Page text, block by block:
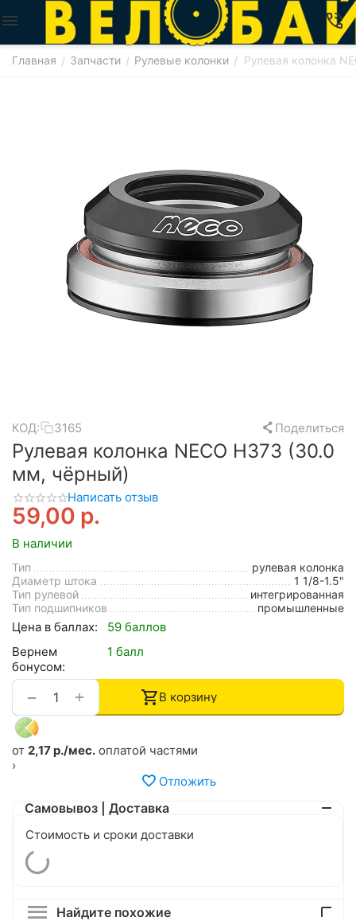
Главная / Запчасти / Рулевые колонки / Рулевая колонка
КОД: 3165 Поделиться
Рулевая колонка NECO H373 (30.0
мм, чёрный)
Написать отзыв
59,00 р.
В наличии
Тип
рулевая колонка
Диаметр штока
1 1/8-1.5"
Тип рулевой
интегрированная
Тип подшипников
промышленные
Цена в баллах:
59 баллов
Вернем
бонусом:
1 балл
+
− В корзину
от 2,17 р./мес. оплатой частями
›
Отложить
Самовывоз | Доставка
Стоимость и сроки доставки
Найдите похожие